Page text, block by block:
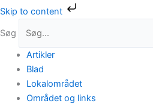
Skip to content
Gå
indholdet
Søg
Artikler
Blad
Lokalområdet
Området og links